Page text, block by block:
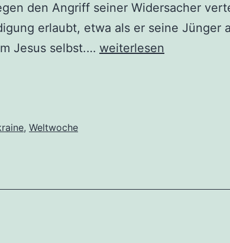
den Angriff seiner Widersacher
erlaubt, etwa als er seine Jünger
Jesus selbst.… Zu
weiterlesen
, Weltwoche